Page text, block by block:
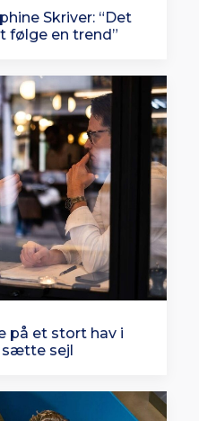
Skriver: “Det
følge en trend”
på et stort hav i
sætte sejl